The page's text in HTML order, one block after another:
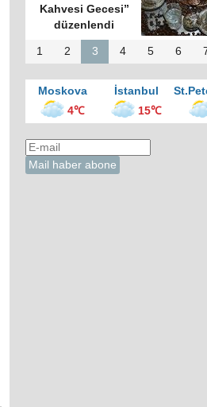
Kahvesi Gecesi”
düzenlendi
1 2 3 4 5 6
Moskova İstanbul
4℃
15℃